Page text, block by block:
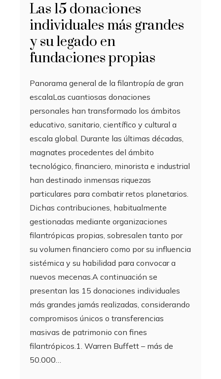
Las 15 donaciones
individuales más grandes
y su legado en
fundaciones propias
Panorama general de la filantropía de gran
escalaLas cuantiosas donaciones
personales han transformado los ámbitos
educativo, sanitario, científico y cultural a
escala global. Durante las últimas décadas,
magnates procedentes del ámbito
tecnológico, financiero, minorista e industrial
han destinado inmensas riquezas
particulares para combatir retos planetarios.
Dichas contribuciones, habitualmente
gestionadas mediante organizaciones
filantrópicas propias, sobresalen tanto por
su volumen financiero como por su influencia
sistémica y su habilidad para convocar a
nuevos mecenas.A continuación se
presentan las 15 donaciones individuales
más grandes jamás realizadas, considerando
compromisos únicos o transferencias
masivas de patrimonio con fines
filantrópicos.1. Warren Buffett – más de
50.000…